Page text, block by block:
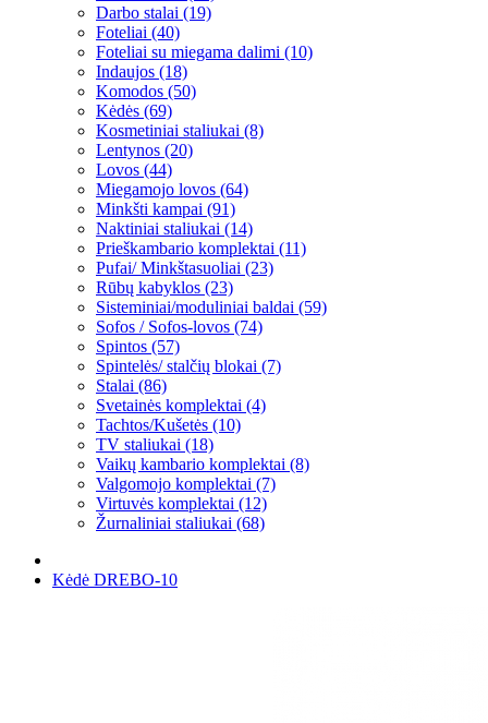
Darbo stalai (19)
Foteliai (40)
Foteliai su miegama dalimi (10)
Indaujos (18)
Komodos (50)
Kėdės (69)
Kosmetiniai staliukai (8)
Lentynos (20)
Lovos (44)
Miegamojo lovos (64)
Minkšti kampai (91)
Naktiniai staliukai (14)
Prieškambario komplektai (11)
Pufai/ Minkštasuoliai (23)
Rūbų kabyklos (23)
Sisteminiai/moduliniai baldai (59)
Sofos / Sofos-lovos (74)
Spintos (57)
Spintelės/ stalčių blokai (7)
Stalai (86)
Svetainės komplektai (4)
Tachtos/Kušetės (10)
TV staliukai (18)
Vaikų kambario komplektai (8)
Valgomojo komplektai (7)
Virtuvės komplektai (12)
Žurnaliniai staliukai (68)
Kėdė DREBO-10